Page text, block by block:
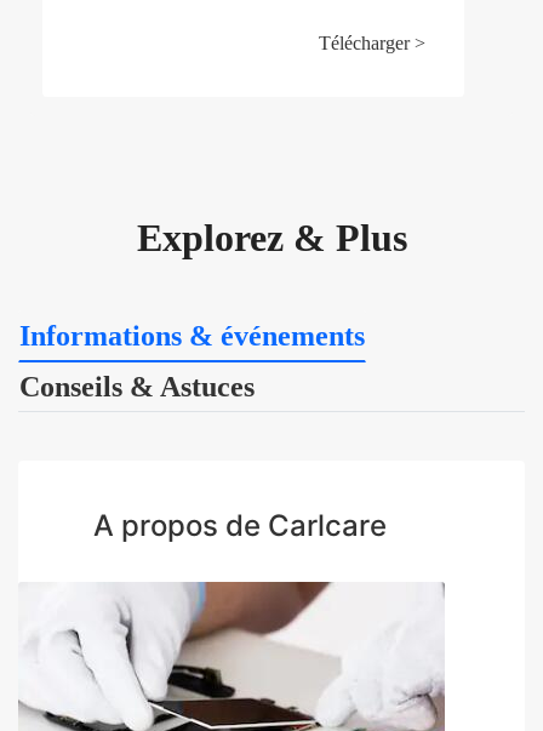
Télécharger >
Explorez & Plus
Informations & événements
Conseils & Astuces
A propos de Carlcare